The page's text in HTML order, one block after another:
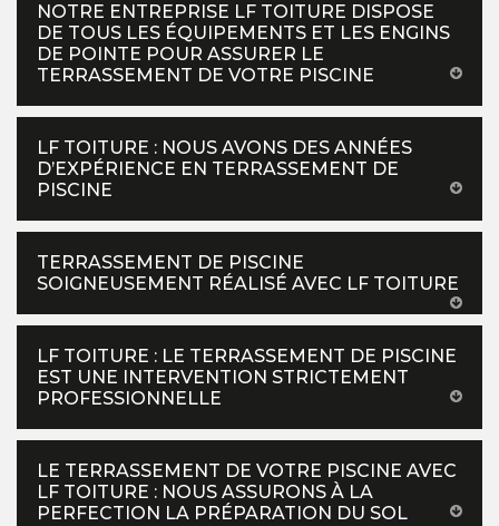
NOTRE ENTREPRISE LF TOITURE DISPOSE
DE TOUS LES ÉQUIPEMENTS ET LES ENGINS
DE POINTE POUR ASSURER LE
TERRASSEMENT DE VOTRE PISCINE
LF TOITURE : NOUS AVONS DES ANNÉES
D’EXPÉRIENCE EN TERRASSEMENT DE
PISCINE
TERRASSEMENT DE PISCINE
SOIGNEUSEMENT RÉALISÉ AVEC LF TOITURE
LF TOITURE : LE TERRASSEMENT DE PISCINE
EST UNE INTERVENTION STRICTEMENT
PROFESSIONNELLE
LE TERRASSEMENT DE VOTRE PISCINE AVEC
LF TOITURE : NOUS ASSURONS À LA
PERFECTION LA PRÉPARATION DU SOL